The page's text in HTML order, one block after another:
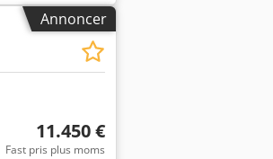
4.200 o/min
- Ny Annoncer
11.450 €
Fast pris plus moms